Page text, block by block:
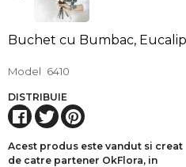
Buchet cu Bumbac,
Model 6410
DISTRIBUIE
Acest produs este vandut si creat
de catre partener OkFlora, in